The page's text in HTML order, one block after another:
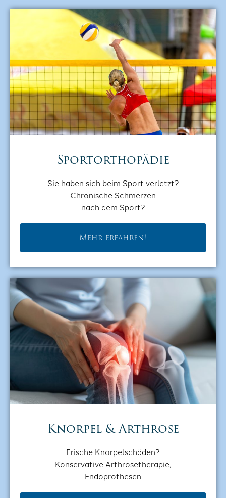
Sportorthopädie
Sie haben sich beim Sport verletzt?
Chronische Schmerzen
nach dem Sport?
Mehr erfahren!
Knorpel & Arthrose
Frische Knorpelschäden?
Konservative Arthrosetherapie,
Endoprothesen